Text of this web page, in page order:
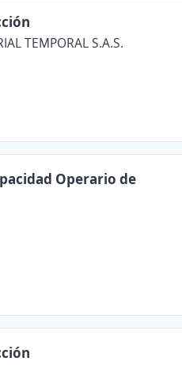
TEMPORAL S.A.S.
Operario de